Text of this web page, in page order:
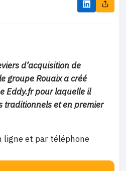
d’acquisition de
groupe Rouaix a créé
Eddy.fr pour laquelle il
traditionnels et en premier
ligne et par téléphone